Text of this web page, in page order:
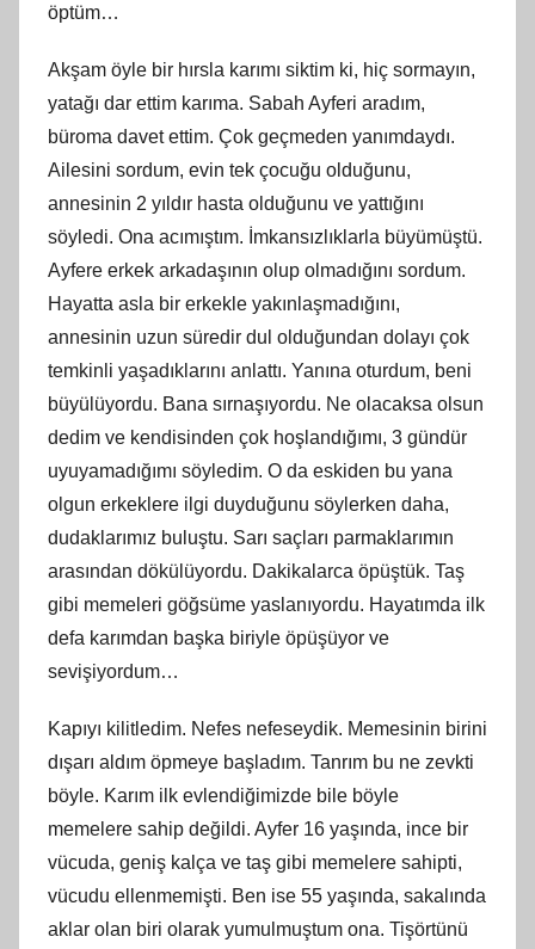
öptüm…
Akşam öyle bir hırsla karımı siktim ki, hiç sormayın,
yatağı dar ettim karıma. Sabah Ayferi aradım,
büroma davet ettim. Çok geçmeden yanımdaydı.
Ailesini sordum, evin tek çocuğu olduğunu,
annesinin 2 yıldır hasta olduğunu ve yattığını
söyledi. Ona acımıştım. İmkansızlıklarla büyümüştü.
Ayfere erkek arkadaşının olup olmadığını sordum.
Hayatta asla bir erkekle yakınlaşmadığını,
annesinin uzun süredir dul olduğundan dolayı çok
temkinli yaşadıklarını anlattı. Yanına oturdum, beni
büyülüyordu. Bana sırnaşıyordu. Ne olacaksa olsun
dedim ve kendisinden çok hoşlandığımı, 3 gündür
uyuyamadığımı söyledim. O da eskiden bu yana
olgun erkeklere ilgi duyduğunu söylerken daha,
dudaklarımız buluştu. Sarı saçları parmaklarımın
arasından dökülüyordu. Dakikalarca öpüştük. Taş
gibi memeleri göğsüme yaslanıyordu. Hayatımda ilk
defa karımdan başka biriyle öpüşüyor ve
sevişiyordum…
Kapıyı kilitledim. Nefes nefeseydik. Memesinin birini
dışarı aldım öpmeye başladım. Tanrım bu ne zevkti
böyle. Karım ilk evlendiğimizde bile böyle
memelere sahip değildi. Ayfer 16 yaşında, ince bir
vücuda, geniş kalça ve taş gibi memelere sahipti,
vücudu ellenmemişti. Ben ise 55 yaşında, sakalında
aklar olan biri olarak yumulmuştum ona. Tişörtünü